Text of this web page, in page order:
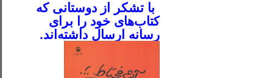
با تشکر از دوستانی که
کتاب‌های خود را برای
رسانه ارسال داشته‌اند.